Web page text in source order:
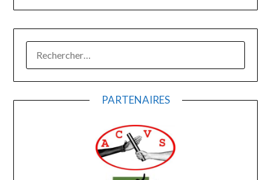
PARTENAIRES